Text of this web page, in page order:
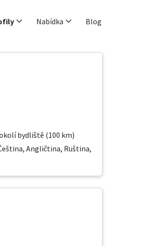
Nabídka Blog
bydliště (100 km)
Angličtina, Ruština,